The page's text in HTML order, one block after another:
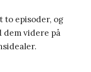
to episoder, og
dem videre på